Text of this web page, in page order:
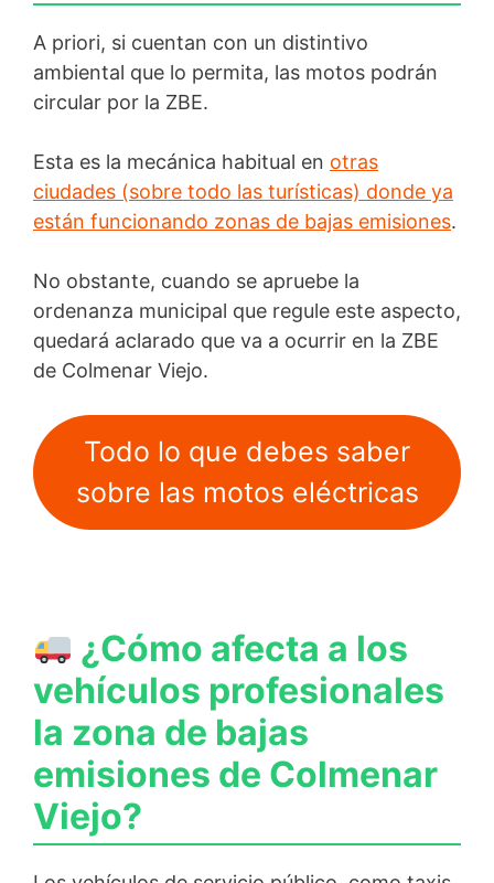
A priori, si cuentan con un distintivo
ambiental que lo permita, las motos podrán
circular por la ZBE.
Esta es la mecánica habitual en otras
ciudades (sobre todo las turísticas) donde ya
están funcionando zonas de bajas emisiones.
No obstante, cuando se apruebe la
ordenanza municipal que regule este aspecto,
quedará aclarado que va a ocurrir en la ZBE
de Colmenar Viejo.
Todo lo que debes saber
sobre las motos eléctricas
¿Cómo afecta a los
vehículos profesionales
la zona de bajas
emisiones de Colmenar
Viejo?